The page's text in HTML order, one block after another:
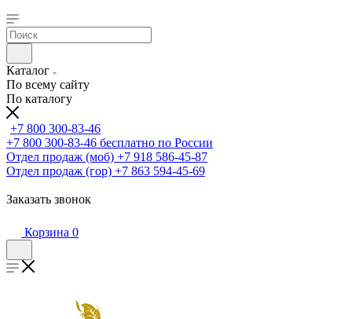
Каталог
По всему сайту
По каталогу
+7 800 300-83-46
+7 800 300-83-46 бесплатно по России
Отдел продаж (моб) +7 918 586-45-87
Отдел продаж (гор) +7 863 594-45-69
Заказать звонок
Корзина 0